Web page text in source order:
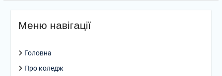
Меню навігації
Головна
Про коледж